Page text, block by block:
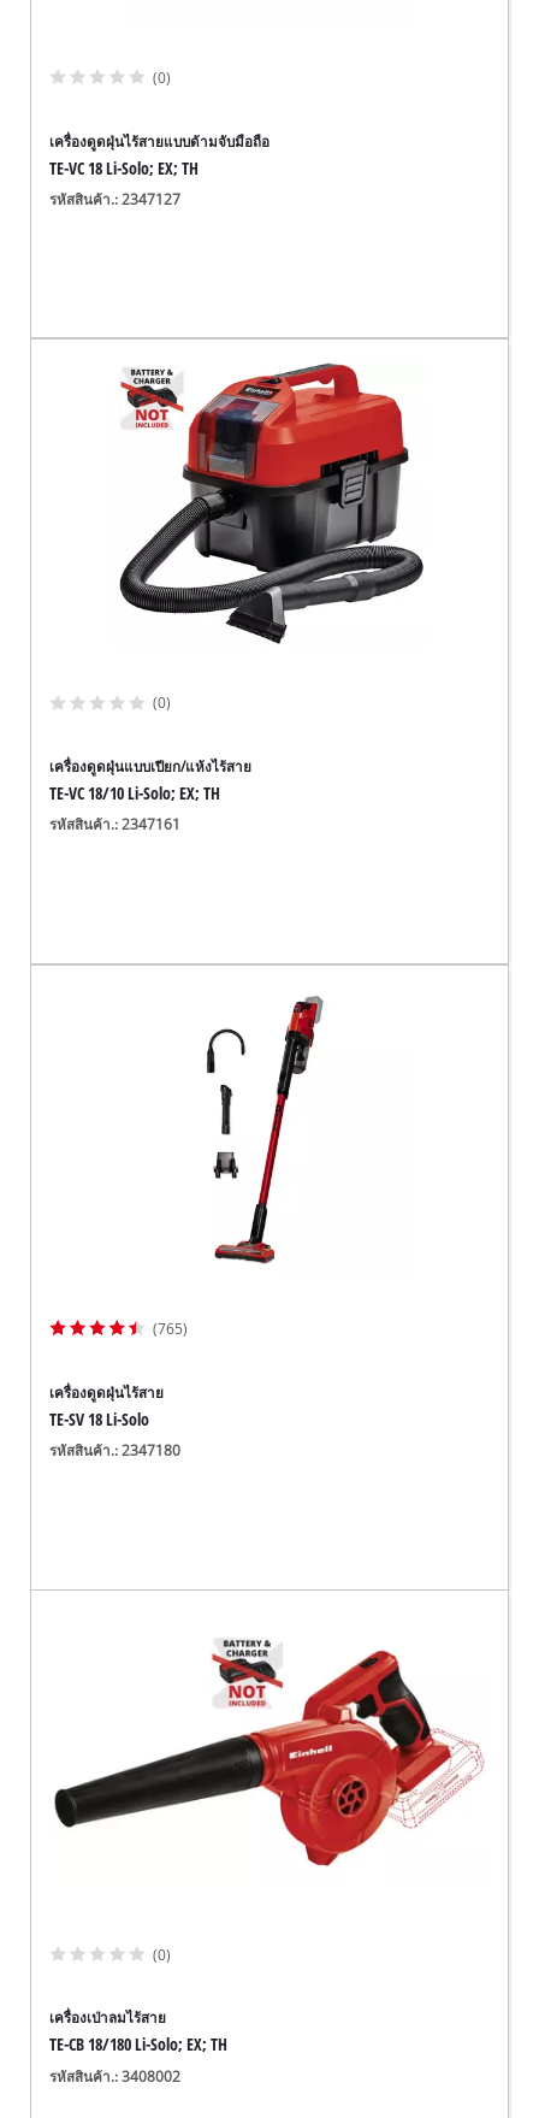
(0)
เครื่องดูดฝุ่นไร้สายแบบด้ามจับมือถือ
TE-VC 18 Li-Solo; EX; TH
รหัสสินค้า.: 2347127
(0)
เครื่องดูดฝุ่นแบบเปียก/แห้งไร้สาย
TE-VC 18/10 Li-Solo; EX; TH
รหัสสินค้า.: 2347161
(765)
เครื่องดูดฝุ่นไร้สาย
TE-SV 18 Li-Solo
รหัสสินค้า.: 2347180
(0)
เครื่องเป่าลมไร้สาย
TE-CB 18/180 Li-Solo; EX; TH
รหัสสินค้า.: 3408002